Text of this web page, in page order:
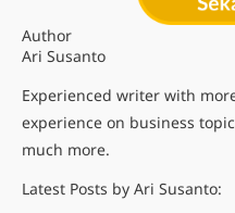
Author
Ari Susanto
Experienced writer with
experience on business
much more.
Latest Posts by Ari Susanto: